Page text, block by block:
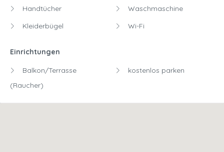
Handtücher
Kleiderbügel
Waschmaschine
Wi-Fi
Einrichtungen
Balkon/Terrasse
(Raucher)
kostenlos parken